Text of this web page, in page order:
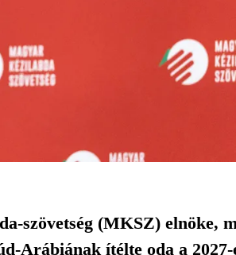
szövetség (MKSZ) elnöke,
Arábiának ítélte oda a